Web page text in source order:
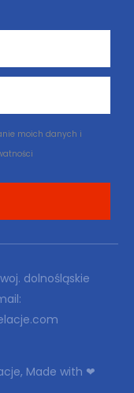
moich danych i
dolnośląskie
Made with ❤